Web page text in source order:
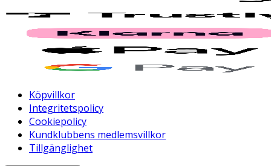
Köpvillkor
Integritetspolicy
Cookiepolicy
Kundklubbens medlemsvillkor
Tillgänglighet